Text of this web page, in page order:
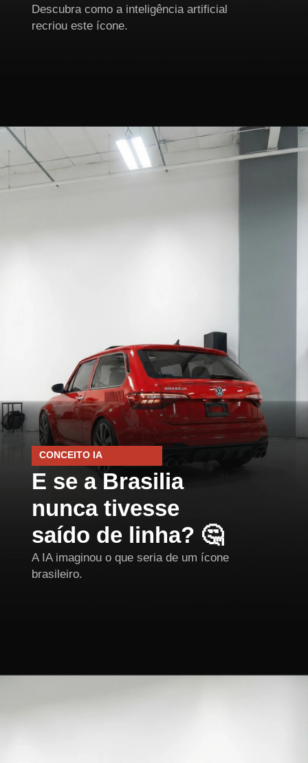
Descubra como a inteligência artificial
recriou este ícone.
CONCEITO IA
E se a Brasilia
nunca tivesse
saído de linha? 🤔
A IA imaginou o que seria de um ícone
brasileiro.